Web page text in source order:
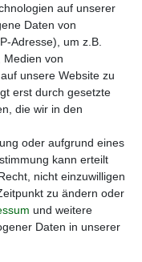
auf unserer
Daten von
Adresse), um z.B.
Medien von
unsere Website zu
erst durch gesetzte
die wir in den
oder aufgrund eines
kann erteilt
nicht einzuwilligen
zu ändern oder
und weitere
Daten in unserer